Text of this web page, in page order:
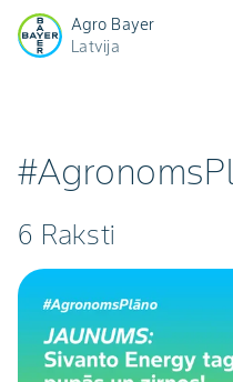
Agro Bayer
Latvija
6 Raksti